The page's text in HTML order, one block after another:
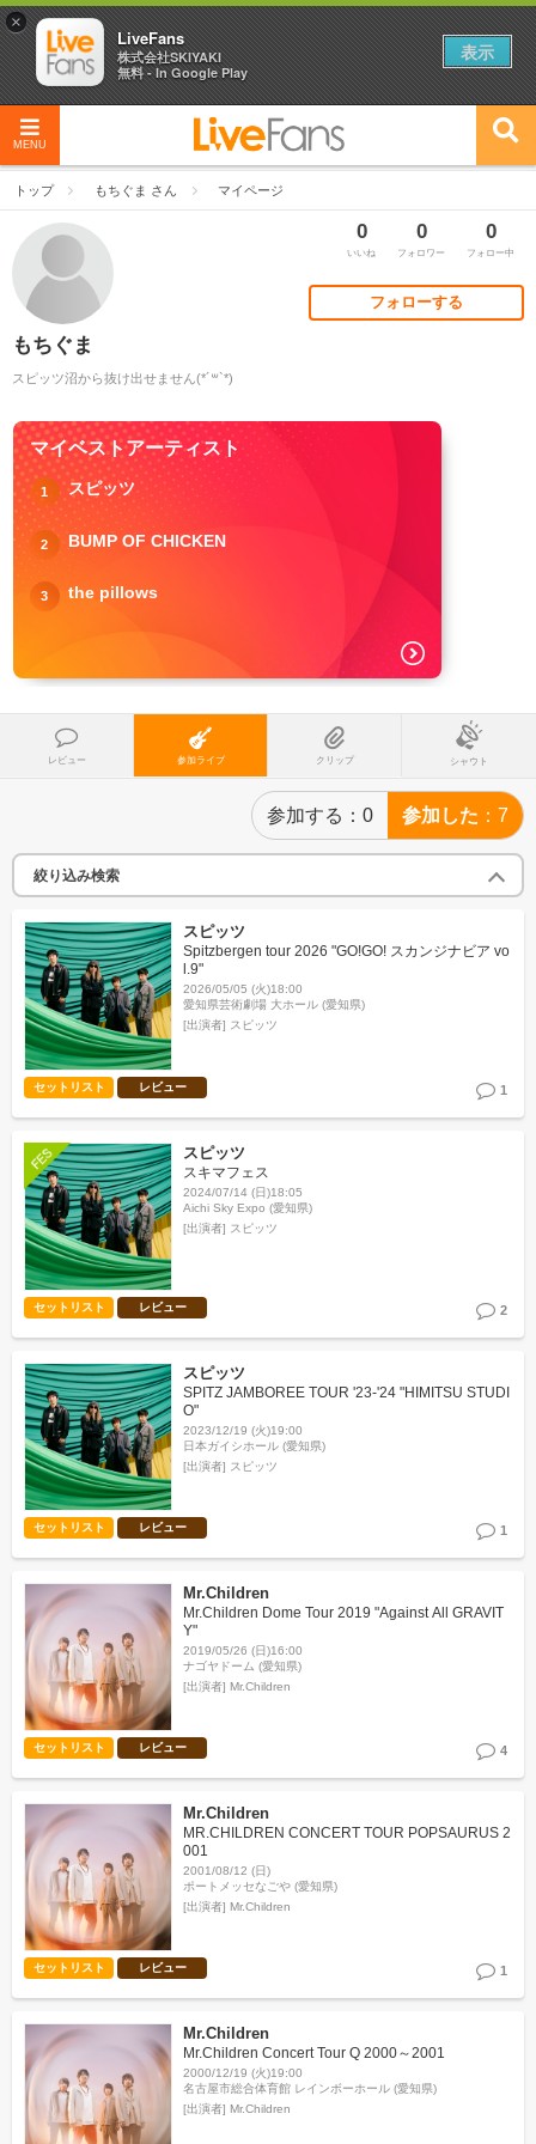
MENU
トップ もちぐま さん マイページ
0
いいね
0
フォロワー
0
フォロー中
フォローする
もちぐま
スピッツ沼から抜け出せません(*´꒳`*)
マイベストアーティスト
1 スピッツ
2 BUMP OF CHICKEN
3 the pillows
レビュー 参加ライブ クリップ シャウト
参加する 0 参加した 7
絞り込み検索
スピッツ
Spitzbergen tour 2026 "GO!GO! スカンジナビア vo
l.9"
2026/05/05 (火)18:00
愛知県芸術劇場 大ホール (愛知県)
[出演者] スピッツ
セットリスト レビュー 1
スピッツ
スキマフェス
2024/07/14 (日)18:05
Aichi Sky Expo (愛知県)
[出演者] スピッツ
セットリスト レビュー 2
スピッツ
SPITZ JAMBOREE TOUR '23-'24 "HIMITSU STUDI
O"
2023/12/19 (火)19:00
日本ガイシホール (愛知県)
[出演者] スピッツ
セットリスト レビュー 1
Mr.Children
Mr.Children Dome Tour 2019 "Against All GRAVIT
Y"
2019/05/26 (日)16:00
ナゴヤドーム (愛知県)
[出演者] Mr.Children
セットリスト レビュー 4
Mr.Children
MR.CHILDREN CONCERT TOUR POPSAURUS 2
001
2001/08/12 (日)
ポートメッセなごや (愛知県)
[出演者] Mr.Children
セットリスト レビュー 1
Mr.Children
Mr.Children Concert Tour Q 2000～2001
2000/12/19 (火)19:00
名古屋市総合体育館 レインボーホール (愛知県)
[出演者] Mr.Children
×
LiveFans
株式会社SKIYAKI
無料 - In Google Play
表示